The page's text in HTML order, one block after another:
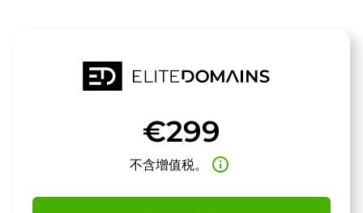
€299
不含增值税。 info_outline